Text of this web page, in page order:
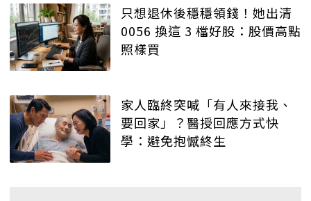
只想退休後穩穩領錢！她出清
0056 換這 3 檔好股：股價高點
照樣買
家人臨終突喊「有人來接我、
要回家」？醫授回應方式快
學：避免抱憾終生